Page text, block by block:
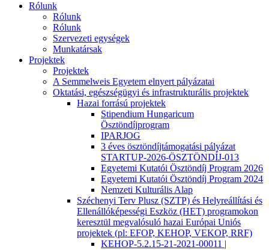
Rólunk
Rólunk
Rólunk
Szervezeti egységek
Munkatársak
Projektek
Projektek
A Semmelweis Egyetem elnyert pályázatai
Oktatási, egészségügyi és infrastrukturális projektek
Hazai forrású projektek
Stipendium Hungaricum
Ösztöndíjprogram
IPARJOG
3 éves ösztöndíjtámogatási pályázat
STARTUP-2026-ÖSZTÖNDÍJ-013
Egyetemi Kutatói Ösztöndíj Program 2026
Egyetemi Kutatói Ösztöndíj Program 2024
Nemzeti Kulturális Alap
Széchenyi Terv Plusz (SZTP) és Helyreállítási és
Ellenállóképességi Eszköz (HET) programokon
keresztül megvalósuló hazai Európai Uniós
projektek (pl: EFOP, KEHOP, VEKOP, RRF)
KEHOP-5.2.15-21-2021-00011 |